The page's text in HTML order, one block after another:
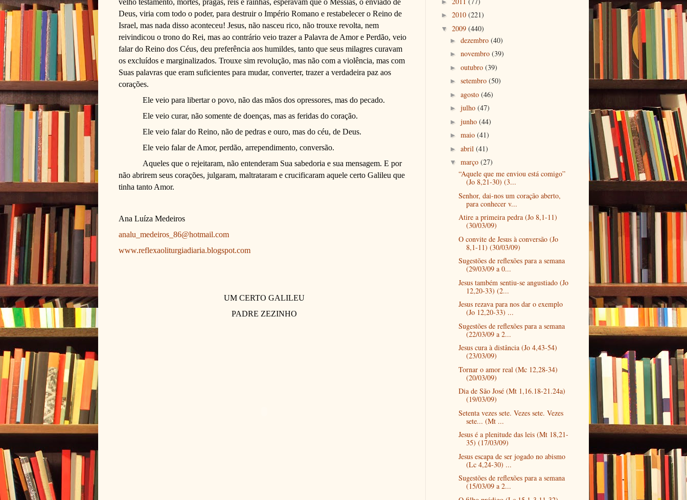
Deus, viria com todo o poder, para destruir o Império Romano e restabelecer o Reino de
Israel, mas nada disso aconteceu! Jesus, não nasceu rico, não trouxe revolta, nem
reivindicou o trono do Rei, mas ao contrário veio trazer a Palavra de Amor e Perdão, veio
falar do Reino dos Céus, deu preferência aos humildes, tanto que seus milagres curavam
os excluídos e marginalizados. Trouxe sim revolução, mas não com a violência, mas com
Suas palavras que eram suficientes para mudar, converter, trazer a verdadeira paz aos
corações.
Ele veio para libertar o povo, não das mãos dos opressores, mas do pecado.
Ele veio curar, não somente de doenças, mas as feridas do coração.
Ele veio falar do Reino, não de pedras e ouro, mas do céu, de Deus.
Ele veio falar de Amor, perdão, arrependimento, conversão.
Aqueles que o rejeitaram, não entenderam Sua sabedoria e sua mensagem. E por
não abrirem seus corações, julgaram, maltrataram e crucificaram aquele certo Galileu que
tinha tanto Amor.
Ana Luíza Medeiros
analu_medeiros_86@hotmail.com
www.reflexaoliturgiadiaria.blogspot.com
UM CERTO GALILEU
PADRE ZEZINHO
► 2010 (221)
▼ 2009 (440)
► dezembro (40)
► novembro (39)
► outubro (39)
► setembro (50)
► agosto (46)
► julho (47)
► junho (44)
► maio (41)
► abril (41)
▼ março (27)
“Aquele que me enviou está comigo”
(Jo 8,21-30) (3...
Senhor, dai-nos um coração aberto,
para conhecer v...
Atire a primeira pedra (Jo 8,1-11)
(30/03/09)
O convite de Jesus à conversão (Jo
8,1-11) (30/03/09)
Sugestões de reflexões para a semana
(29/03/09 a 0...
Jesus também sentiu-se angustiado (Jo
12,20-33) (2...
Jesus rezava para nos dar o exemplo
(Jo 12,20-33) ...
Sugestões de reflexões para a semana
(22/03/09 a 2...
Jesus cura à distância (Jo 4,43-54)
(23/03/09)
Tornar o amor real (Mc 12,28-34)
(20/03/09)
Dia de São José (Mt 1,16.18-21.24a)
(19/03/09)
Setenta vezes sete. Vezes sete. Vezes
sete... (Mt ...
Jesus é a plenitude das leis (Mt 18,21-
35) (17/03/09)
Jesus escapa de ser jogado no abismo
(Lc 4,24-30) ...
Sugestões de reflexões para a semana
(15/03/09 a 2...